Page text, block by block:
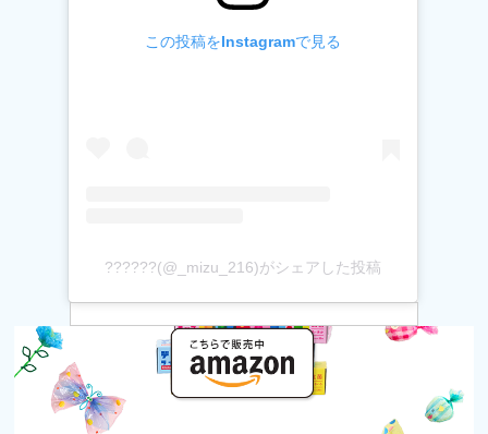
この投稿をInstagramで見る
??????(@_mizu_216)がシェアした投稿